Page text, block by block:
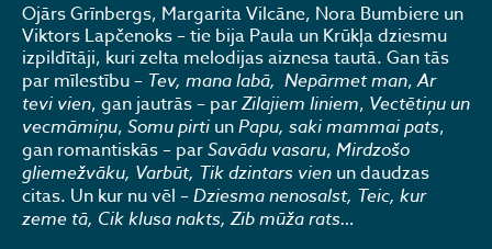
Ojārs Grīnbergs, Margarita Vilcāne, Nora Bumbiere un
Viktors Lapčenoks – tie bija Paula un Krūkļa dziesmu
izpildītāji, kuri zelta melodijas aiznesa tautā. Gan tās
par mīlestību – Tev, mana labā, Nepārmet man,Ar
tevi vien, gan jautrās – parZilajiem liniem, Vectētiņu un
vecmāmiņu, Somu pirti unPapu, saki mammai pats,
gan romantiskās – parSavādu vasaru, Mirdzošo
gliemežvāku, Varbūt, Tik dzintars vien un daudzas
citas. Un kur nu vēl –Dziesma nenosalst, Teic, kur
zeme tā, Cik klusa nakts, Zib mūža rats…